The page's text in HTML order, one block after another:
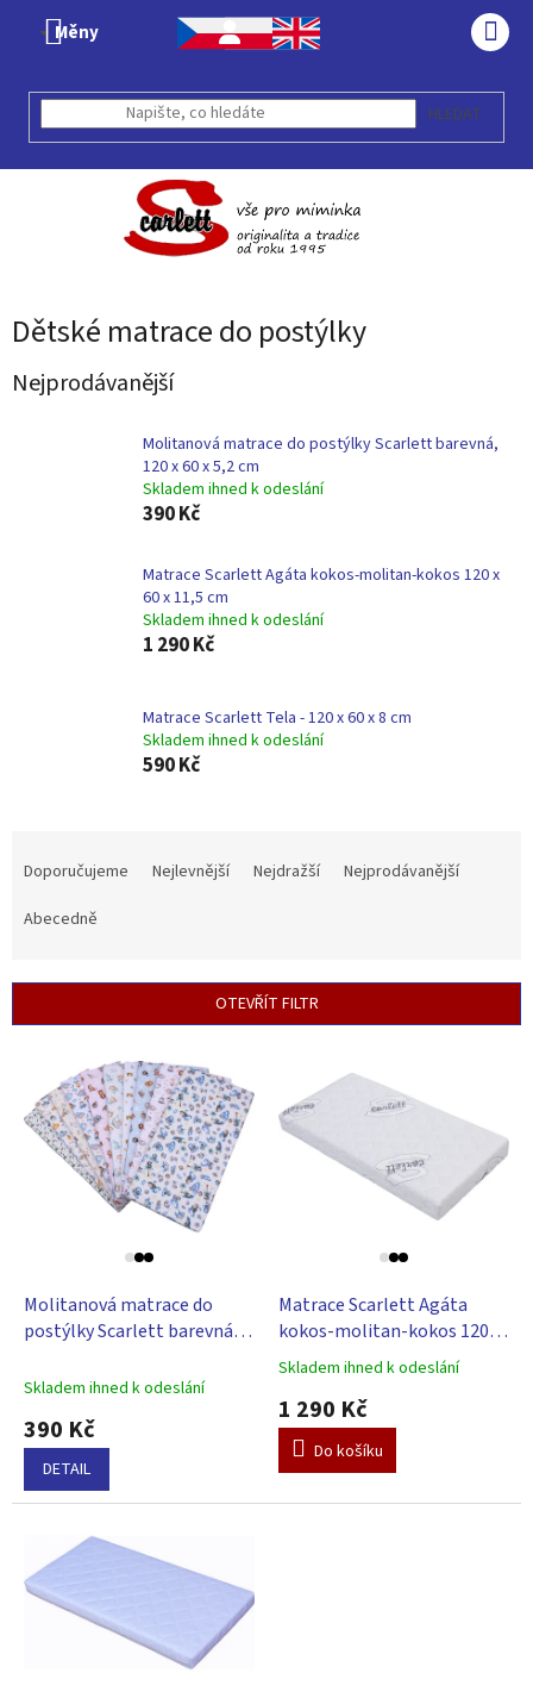
Měny
HLEDAT
Dětské matrace do postýlky
Nejprodávanější
Molitanová matrace do postýlky Scarlett barevná,
120 x 60 x 5,2 cm
Skladem ihned k odeslání
390 Kč
Matrace Scarlett Agáta kokos-molitan-kokos 120 x
60 x 11,5 cm
Skladem ihned k odeslání
1 290 Kč
Matrace Scarlett Tela - 120 x 60 x 8 cm
Skladem ihned k odeslání
590 Kč
í
r
Doporučujeme Nejlevnější Nejdražší
Nejprodávanější
Abecedně
OTEVŘÍT FILTR
p
Molitanová matrace do
postýlky Scarlett barevná,
Skladem ihned k odeslání
390 Kč
DETAIL
Matrace Scarlett Agáta
kokos-molitan-kokos 120 x
60 x 11,5 cm
Průměrné
produktu
5,0
5
Skladem ihned k odeslání
1 290 Kč
Do košíku